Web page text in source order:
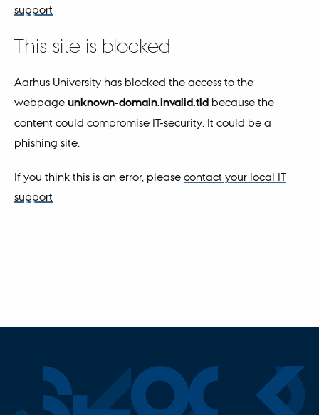
support
This site is blocked
Aarhus University has blocked the access to the
webpage unknown-domain.invalid.tldbecause the
content could compromise IT-security. It could be a
phishing site.
If you think this is an error, please contact your local IT
support